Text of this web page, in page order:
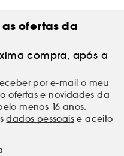
ofertas da
compra, após a
por e-mail o meu
ofertas e novidades da
menos 16 anos.
dados pessoais e aceito